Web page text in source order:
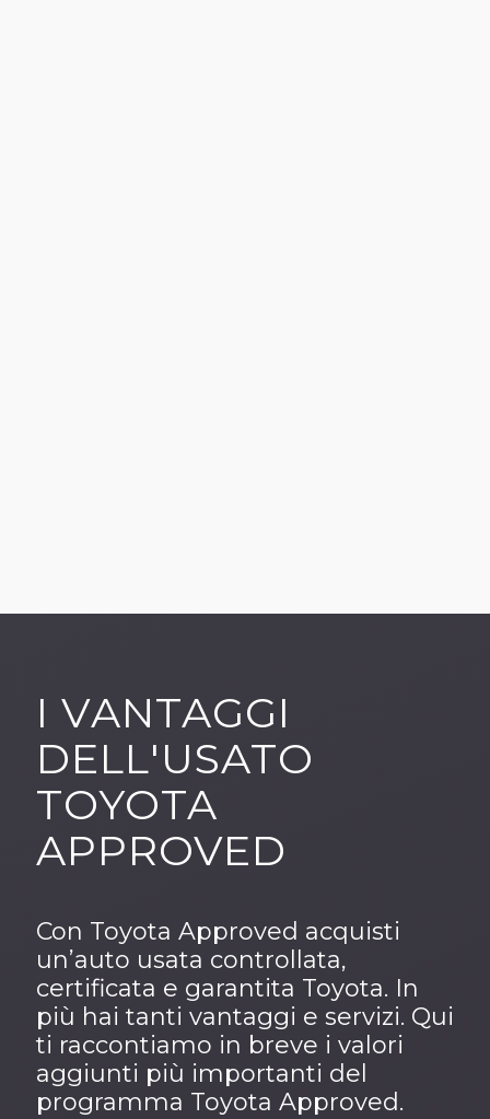
I VANTAGGI
DELL'USATO
TOYOTA
APPROVED
Con Toyota Approved acquisti
un’auto usata controllata,
certificata e garantita Toyota. In
più hai tanti vantaggi e servizi. Qui
ti raccontiamo in breve i valori
aggiunti più importanti del
programma Toyota Approved.